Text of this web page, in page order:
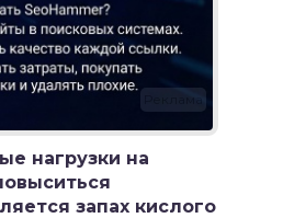
Реклама
нагрузки на
запах кислого